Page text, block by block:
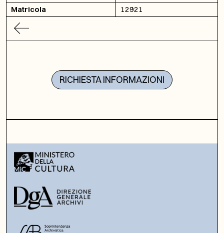
Matricola
12921
RICHIESTA INFORMAZIONI